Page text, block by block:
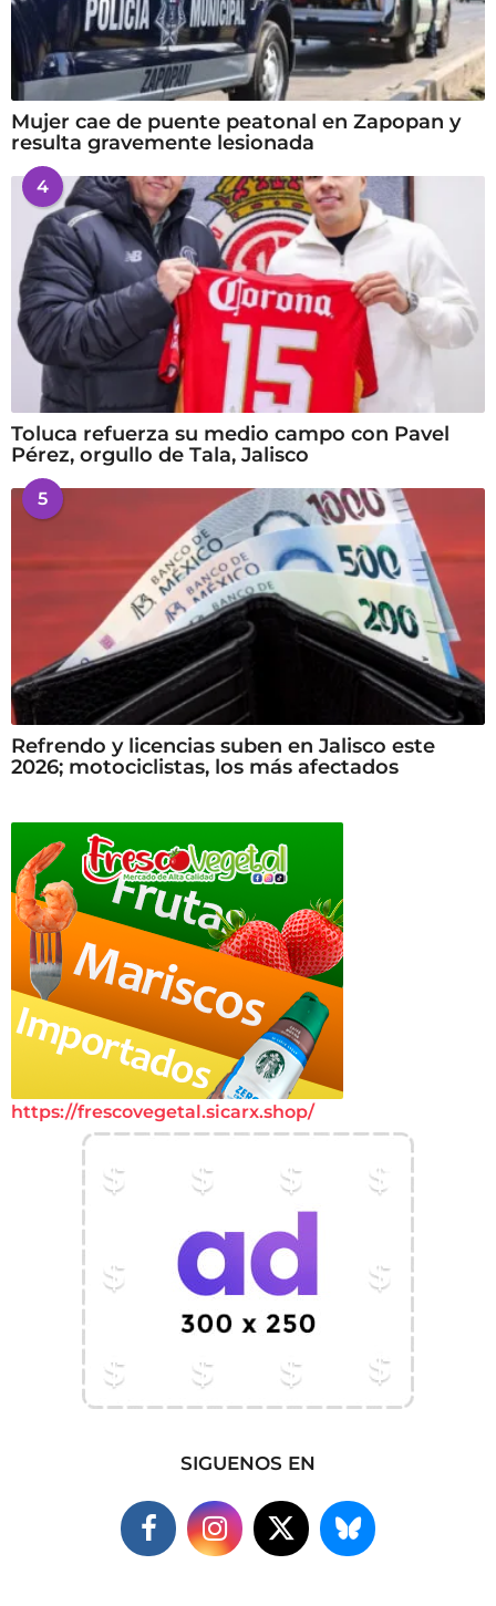
Mujer cae de puente peatonal en Zapopan y
resulta gravemente lesionada
4
Toluca refuerza su medio campo con Pavel
Pérez, orgullo de Tala, Jalisco
5
Refrendo y licencias suben en Jalisco este
2026; motociclistas, los más afectados
https://frescovegetal.sicarx.shop/
SIGUENOS EN